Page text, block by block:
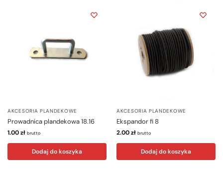
AKCESORIA PLANDEKOWE
Prowadnica plandekowa 18.16
1.00zł brutto
Dodaj do koszyka
AKCESORIA PLANDEKOWE
Ekspandor fi 8
2.00zł brutto
Dodaj do koszyka